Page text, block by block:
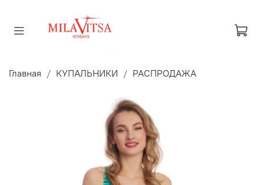
Главная КУПАЛЬНИКИ РАСПРОДАЖА